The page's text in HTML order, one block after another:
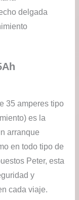
delgada
35 amperes tipo
es la
arranque
en todo tipo de
Peter, esta
y
cada viaje.